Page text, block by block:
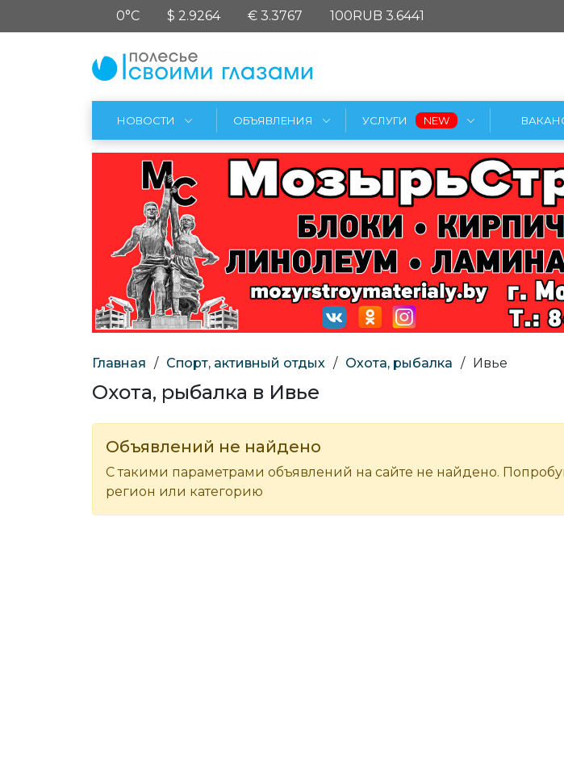
0°C $ 2.9264 € 3.3767 100RUB 3.6441
НОВОСТИ ОБЪЯВЛЕНИЯ УСЛУГИ
Главная / Спорт, активный отдых / Охота, рыбалка / Ивье
Охота, рыбалка в Ивье
Объявлений не найдено
С такими параметрами объявлений на сайте не найдено.
регион или категорию